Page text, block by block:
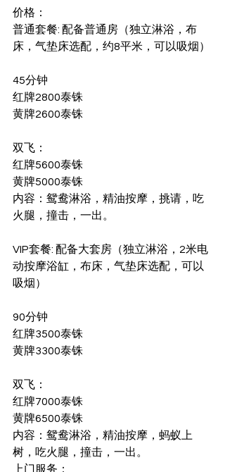
价格：
普通套餐: 配备普通房（独立淋浴，布
床，气垫床选配，约8平米，可以吸烟）
45分钟
红牌2800泰铢
黄牌2600泰铢
双飞：
红牌5600泰铢
黄牌5000泰铢
内容：鸳鸯淋浴，精油按摩，挑请，吃
火腿，撞击，一出。
VIP套餐: 配备大套房（独立淋浴，2米电
动按摩浴缸，布床，气垫床选配，可以
吸烟）
90分钟
红牌3500泰铢
黄牌3300泰铢
双飞：
红牌7000泰铢
黄牌6500泰铢
内容：鸳鸯淋浴，精油按摩，蚂蚁上
树，吃火腿，撞击，一出。
上门服务：